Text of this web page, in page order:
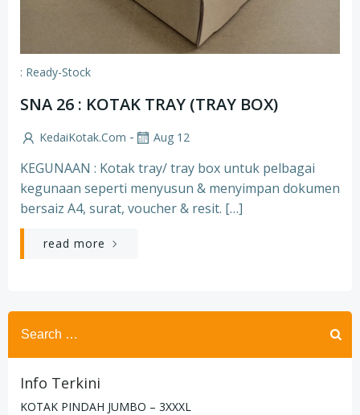
: Ready-Stock
SNA 26 : KOTAK TRAY (TRAY BOX)
KedaiKotak.com - Aug 12
KEGUNAAN : Kotak tray/ tray box untuk pelbagai
kegunaan seperti menyusun & menyimpan dokumen
bersaiz A4, surat, voucher & resit. […]
read more
Search
for:
Info Terkini
KOTAK PINDAH JUMBO – 3XXXL